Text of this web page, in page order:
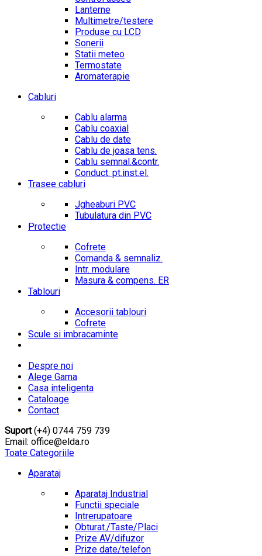
Lanterne
Multimetre/testere
Produse cu LCD
Sonerii
Statii meteo
Termostate
Aromaterapie
Cabluri
Cablu alarma
Cablu coaxial
Cablu de date
Cablu de joasa tens.
Cablu semnal.&contr.
Conduct. pt.inst.el.
Trasee cabluri
Jgheaburi PVC
Tubulatura din PVC
Protectie
Cofrete
Comanda & semnaliz.
Intr. modulare
Masura & compens. ER
Tablouri
Accesorii tablouri
Cofrete
Scule si imbracaminte
Despre noi
Alege Gama
Casa inteligenta
Cataloage
Contact
Suport(+4) 0744 759 739
Email: office@elda.ro
Toate Categoriile
Aparataj
Aparataj Industrial
Functii speciale
Intrerupatoare
Obturat./Taste/Placi
Prize AV/difuzor
Prize date/telefon